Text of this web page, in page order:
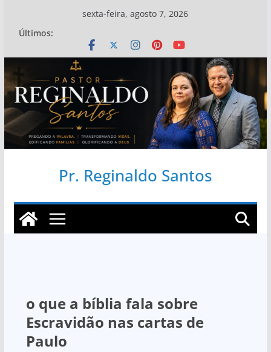
conteúdo
sexta-feira, agosto 7, 2026
Últimos:
Pr. Reginaldo Santos
o que a bíblia fala sobre
Escravidão nas cartas de
Paulo